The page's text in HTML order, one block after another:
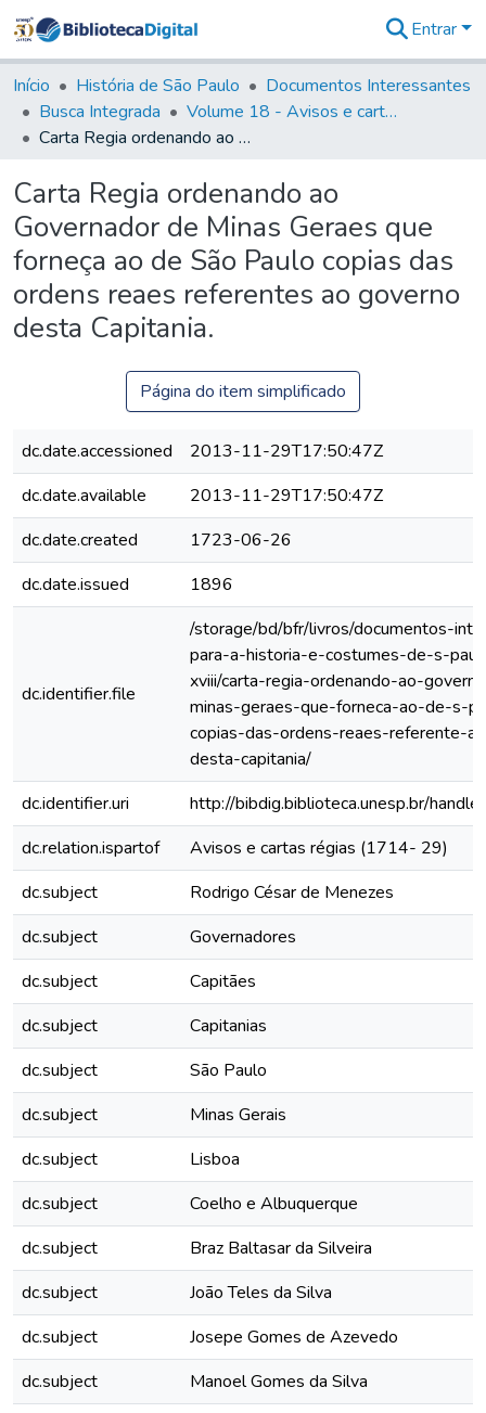
&
Coleções
Tudo na
Biblioteca
Estatísticas
Entrar
Início História de São Paulo
Documentos Interessantes
Busca Integrada
Volume 18 - Avisos e cartas régias (1714- 29)
Carta Regia ordenando ao Governador de Minas Geraes que forneça ao de São Paulo copias das ordens reaes referentes ao governo desta Capitania.
Carta Regia ordenando ao
Governador de Minas Geraes que
forneça ao de São Paulo copias das
ordens reaes referentes ao governo
desta Capitania.
Página do item simplificado
dc.date.accessioned
2013-11-29T17:50:47Z
dc.date.available
2013-11-29T17:50:47Z
dc.date.created
1723-06-26
dc.date.issued
1896
dc.identifier.file
/storage/bd/bfr/livros/documentos-
para-a-historia-e-costumes-de-s-
xviii/carta-regia-ordenando-ao-
minas-geraes-que-forneca-ao-de-s-
copias-das-ordens-reaes-referente-
desta-capitania/
dc.identifier.uri
http://bibdig.biblioteca.unesp.br/
dc.relation.ispartof
Avisos e cartas régias (1714- 29)
dc.subject
Rodrigo César de Menezes
dc.subject
Governadores
dc.subject
Capitães
dc.subject
Capitanias
dc.subject
São Paulo
dc.subject
Minas Gerais
dc.subject
Lisboa
dc.subject
Coelho e Albuquerque
dc.subject
Braz Baltasar da Silveira
dc.subject
João Teles da Silva
dc.subject
Josepe Gomes de Azevedo
dc.subject
Manoel Gomes da Silva